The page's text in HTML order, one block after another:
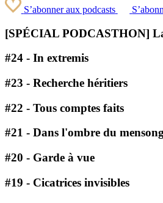
S’abonner aux podcasts
[SPÉCIAL PODCASTHON]
#24 - In extremis
#23 - Recherche héritiers
#22 - Tous comptes faits
#21 - Dans l'ombre du
#20 - Garde à vue
#19 - Cicatrices invisibles